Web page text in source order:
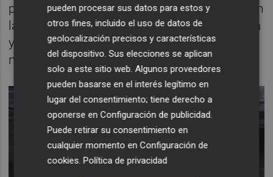
públicos y una acción de gobierno basada en
la escucha activa, la participación ciudadana
y el cumplimiento de la palabra dada a
nuestros vecinos y vecinas", asegura.
pueden procesar sus datos para estos y
otros fines, incluido el uso de datos de
geolocalización precisos y características
del dispositivo. Sus elecciones se aplican
solo a este sitio web. Algunos proveedores
pueden basarse en el interés legítimo en
lugar del consentimiento; tiene derecho a
oponerse enConfiguración de publicidad.
Puede retirar su consentimiento en
cualquier momento enConfiguración de
cookies.Política de privacidad